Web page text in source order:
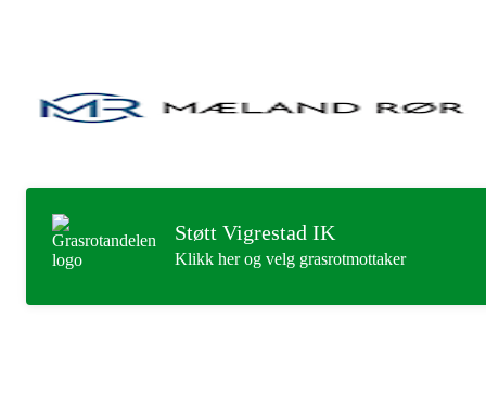
Støtt Vigrestad IK
Klikk her og velg grasrotmottaker